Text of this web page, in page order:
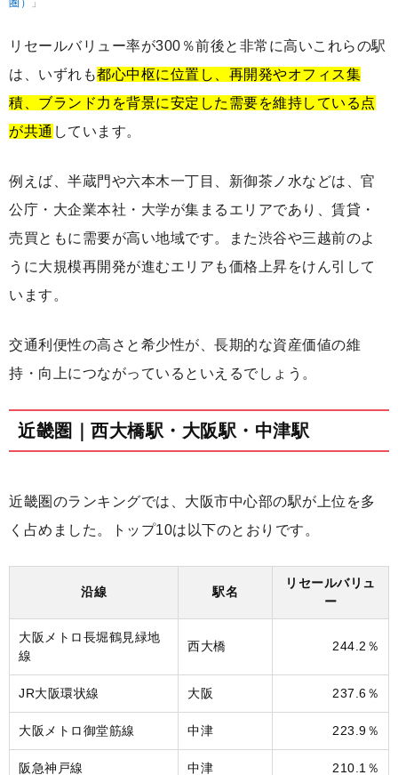
圏） 」
リセールバリュー率が300％前後と非常に高いこれらの駅
は、いずれも都心中枢に位置し、再開発やオフィス集
積、ブランド力を背景に安定した需要を維持している点
が共通 しています。
例えば、半蔵門や六本木一丁目、新御茶ノ水などは、官
公庁・大企業本社・大学が集まるエリアであり、賃貸・
売買ともに需要が高い地域です。また渋谷や三越前のよ
うに大規模再開発が進むエリアも価格上昇をけん引して
います。
交通利便性の高さと希少性が、長期的な資産価値の維
持・向上につながっているといえるでしょう。
近畿圏｜西大橋駅・大阪駅・中津駅
近畿圏のランキングでは、大阪市中心部の駅が上位を多
く占めました。トップ10は以下のとおりです。
沿線 駅名
リセールバリュ
ー
大阪メトロ長堀鶴見緑地
線
西大橋 244.2％
JR大阪環状線 大阪 237.6％
大阪メトロ御堂筋線 中津 223.9％
阪急神戸線 中津 210.1％